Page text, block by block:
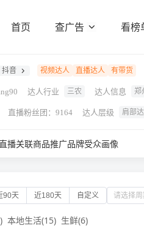
首页 查广告 看榜
抖音 视频达人 直播达人 有带货
达人行业 三农 达人信息 郑
直播粉丝团： 9164 达人层级 肩部
播关联商品推广品牌受众画像
90天 近180天 自定义
本地生活(15) 生鲜(6)